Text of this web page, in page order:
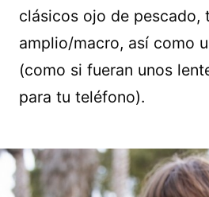
clásicos ojo de pescado,
amplio/macro, así como
(como si fueran unos
para tu teléfono).